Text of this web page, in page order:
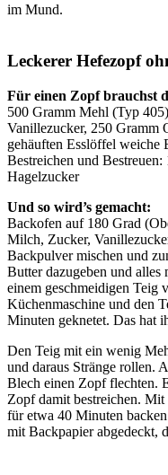
im Mund.
Leckerer Hefezopf
Für einen Zopf brauchst
500 Gramm Mehl (Typ
Vanillezucker, 250 Gramm
gehäuften Esslöffel
Bestreichen und
Hagelzucker
Und so wird’s gemacht:
Backofen auf 180 Grad
Milch, Zucker,
Backpulver mischen und
Butter dazugeben und alles
einem geschmeidigen Teig
Küchenmaschine und den
Minuten geknetet. Das hat
Den Teig mit ein wenig
und daraus Stränge rollen.
Blech einen Zopf flechten.
Zopf damit bestreichen.
für etwa 40 Minuten
mit Backpapier abgedeckt,